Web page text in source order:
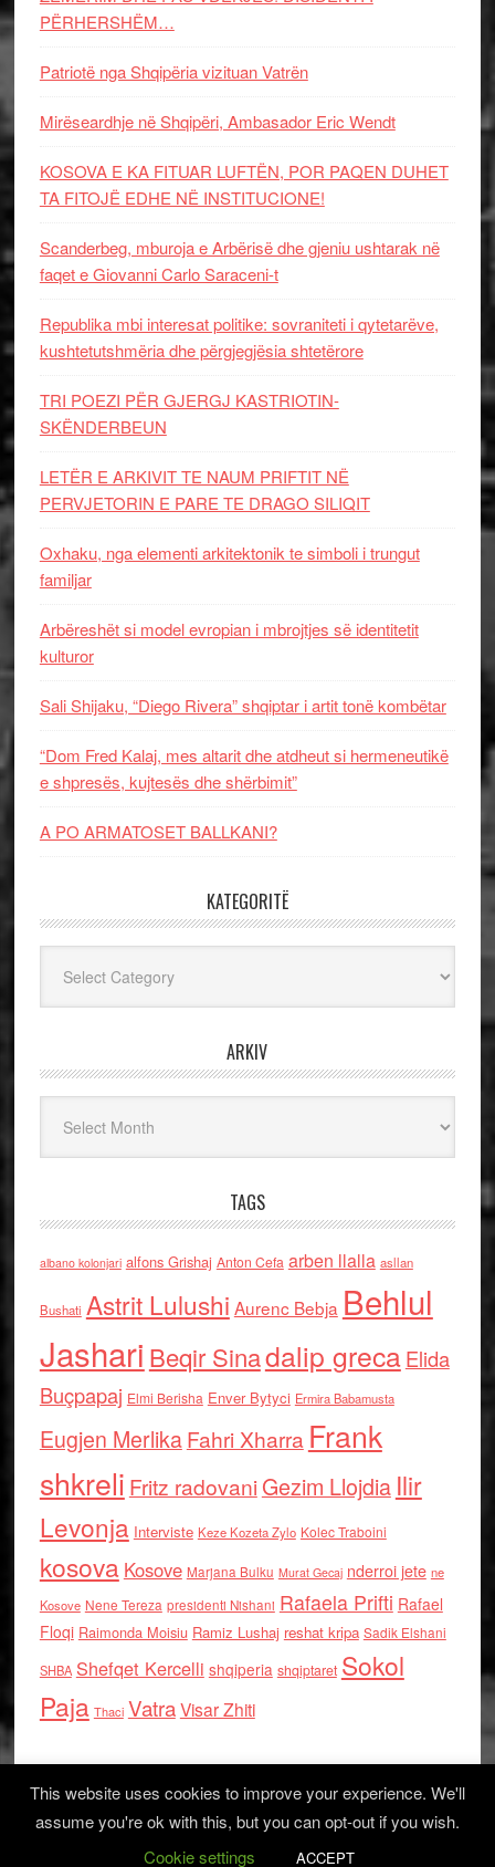
PËRHERSHËM…
Patriotë nga Shqipëria vizituan Vatrën
Mirëseardhje në Shqipëri, Ambasador Eric Wendt
KOSOVA E KA FITUAR LUFTËN, POR PAQEN DUHET
TA FITOJË EDHE NË INSTITUCIONE!
Scanderbeg, mburoja e Arbërisë dhe gjeniu ushtarak në
faqet e Giovanni Carlo Saraceni-t
Republika mbi interesat politike: sovraniteti i qytetarëve,
kushtetutshmëria dhe përgjegjësia shtetërore
TRI POEZI PËR GJERGJ KASTRIOTIN-
SKËNDERBEUN
LETËR E ARKIVIT TE NAUM PRIFTIT NË
PERVJETORIN E PARE TE DRAGO SILIQIT
Oxhaku, nga elementi arkitektonik te simboli i trungut
familjar
Arbëreshët si model evropian i mbrojtjes së identitetit
kulturor
Sali Shijaku, “Diego Rivera” shqiptar i artit tonë kombëtar
“Dom Fred Kalaj, mes altarit dhe atdheut si hermeneutikë
e shpresës, kujtesës dhe shërbimit”
A PO ARMATOSET BALLKANI?
KATEGORITË
ARKIV
TAGS
albano kolonjari alfons Grishaj Anton Cefa arben llalla asllan
Bushati Astrit Lulushi Aurenc Bebja Behlul
Jashari Beqir Sinadalip grecaElida
Buçpapaj Elmi Berisha Enver Bytyci Ermira Babamusta
Eugjen MerlikaFahri Xharra Frank
shkreli Fritz radovaniGezim Llojdia Ilir
Levonja Interviste Keze Kozeta Zylo Kolec Traboini
kosova Kosove Marjana Bulku Murat Gecaj nderroi jete ne
Kosove Nene Tereza presidenti Nishani Rafaela Prifti Rafael
Floqi Raimonda Moisiu Ramiz Lushaj reshat kripa Sadik Elshani
SHBA Shefqet Kercelli shqiperia shqiptaret Sokol
Paja Thaci VatraVisar Zhiti
Log in
This website uses cookies to improve your experience. We'll
assume you're ok with this, but you can opt-out if you wish.
Cookie settings
ACCEPT